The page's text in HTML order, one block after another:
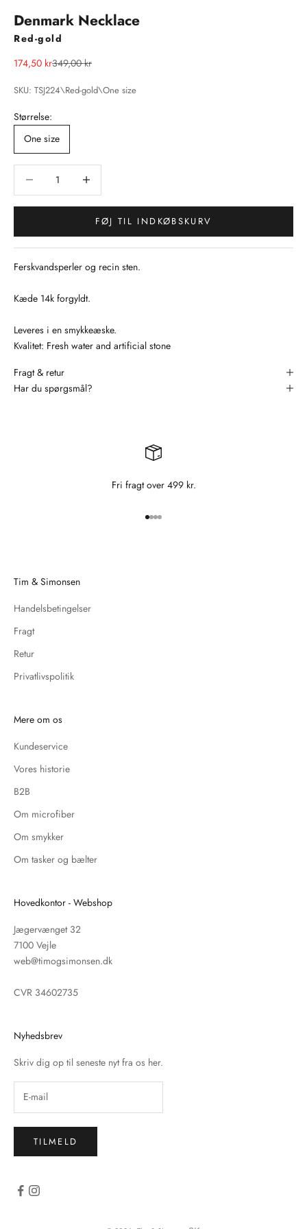
Denmark Necklace
Red-gold
Salgspris
174,50 krNormalpris
349,00 kr
SKU: TSJ224\Red-gold\One size
Størrelse:
One size
FØJ TIL INDKØBSKURV
Ferskvandsperler og recin sten.
Kæde 14k forgyldt.
Leveres i en smykkeæske.
Kvalitet: Fresh water and artificial stone
Fragt & retur
Har du spørgsmål?
Fri fragt over 499 kr.
Gå til element 1
Gå til element 2
Gå til element 3
Gå til element 4
Tim & Simonsen
Handelsbetingelser
Fragt
Retur
Privatlivspolitik
Mere om os
Kundeservice
Vores historie
B2B
Om microfiber
Om smykker
Om tasker og bælter
Hovedkontor - Webshop
Jægervænget 32
7100 Vejle
web@timogsimonsen.dk
CVR 34602735
Nyhedsbrev
Skriv dig op til seneste nyt fra os her.
TILMELD